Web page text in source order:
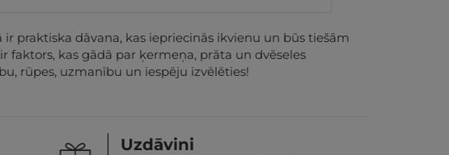
praktiska dāvana, kas iepriecinās ikvienu un būs tiešām
kas gādā par ķermeņa, prāta un dvēseles
rūpes, uzmanību un iespēju izvēlēties!
Uzdāvini